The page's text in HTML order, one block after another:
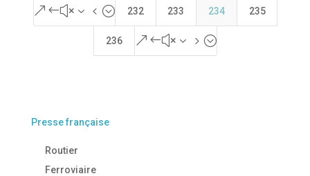
&#x34; 232 233 234 235
236 &#x35;
Presse française
Routier
Ferroviaire